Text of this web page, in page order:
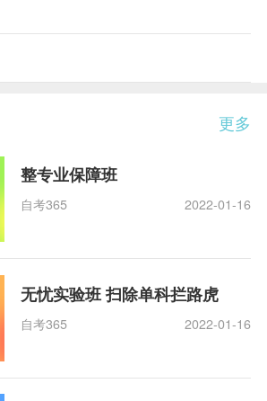
更多
整专业保障班
自考365 2022-01-16
无忧实验班 扫除单科拦路虎
自考365 2022-01-16